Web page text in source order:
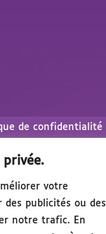
privée.
votre
des publicités ou des
notre trafic. En
de confidentialité